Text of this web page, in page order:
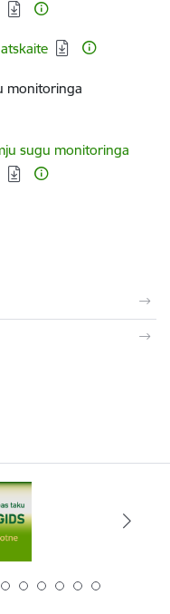
monitoringa
sugu monitoringa